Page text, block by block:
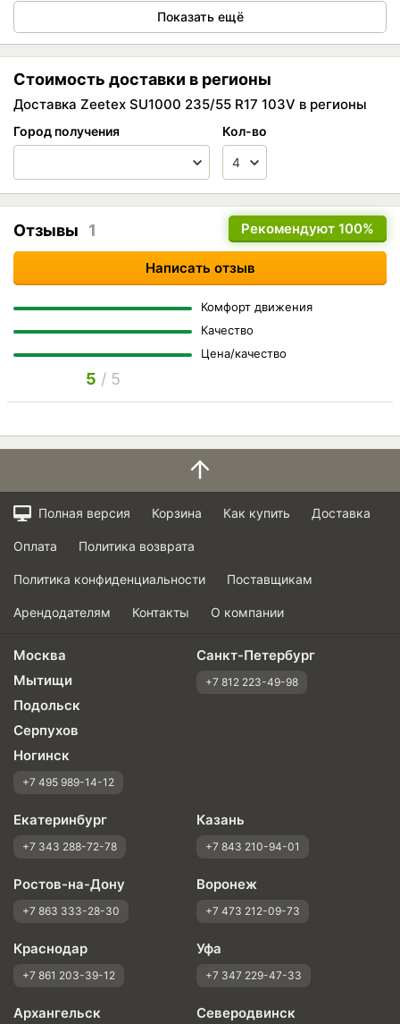
Показать ещё
Стоимость доставки в регионы
Доставка Zeetex SU1000 235/55 R17 103V в регионы
Город получения Кол-во
Рекомендуют 100%
Отзывы 1
Написать отзыв
Комфорт движения
Качество
Цена/качество
5 / 5
Полная версия Корзина Как купить Доставка
Оплата Политика возврата
Политика конфиденциальности Поставщикам
Арендодателям Контакты О компании
Москва
Мытищи
Подольск
Серпухов
Ногинск
+7 495 989-14-12
Санкт-Петербург
+7 812 223-49-98
Екатеринбург
+7 343 288-72-78
Казань
+7 843 210-94-01
Ростов-на-Дону
+7 863 333-28-30
Воронеж
+7 473 212-09-73
Краснодар
+7 861 203-39-12
Уфа
+7 347 229-47-33
Архангельск Северодвинск